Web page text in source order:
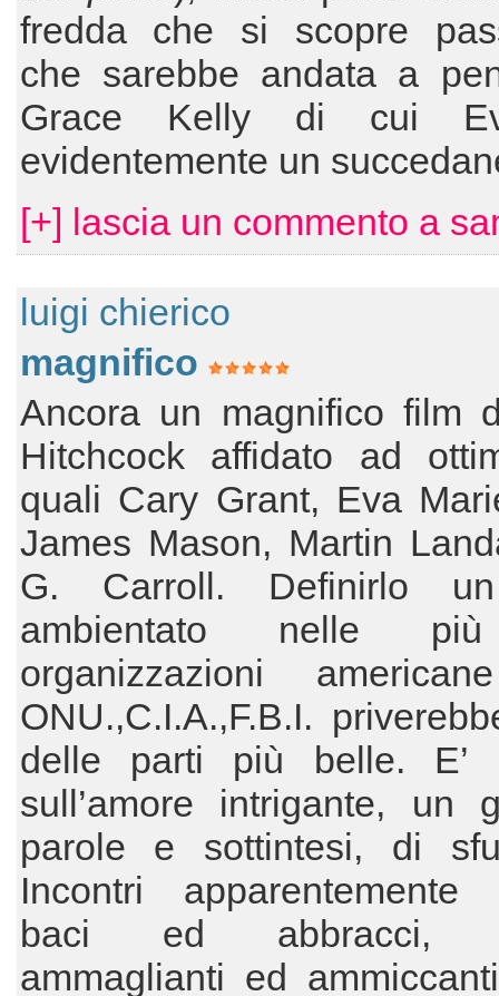
fredda che si scopre
che sarebbe andata a
Grace Kelly di cui
evidentemente un
[+] lascia un commento a
luigi chierico
magnifico
Ancora un magnifico film
Hitchcock affidato ad
quali Cary Grant, Eva
James Mason, Martin
G. Carroll. Definirlo
ambientato nelle
organizzazioni
ONU.,C.I.A.,F.B.I.
delle parti più belle. E’
sull’amore intrigante, un
parole e sottintesi, di
Incontri apparentemente
baci ed abbracci,
ammaglianti ed